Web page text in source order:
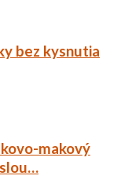
bez kysnutia
makový